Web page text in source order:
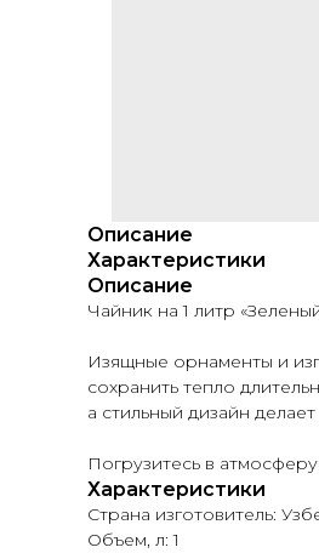
Описание
Характеристики
Описание
Чайник на 1 литр
Изящные орнаменты и
сохранить тепло
а стильный дизайн
Погрузитесь в
Характеристики
Страна изготовитель:
Объем, л: 1